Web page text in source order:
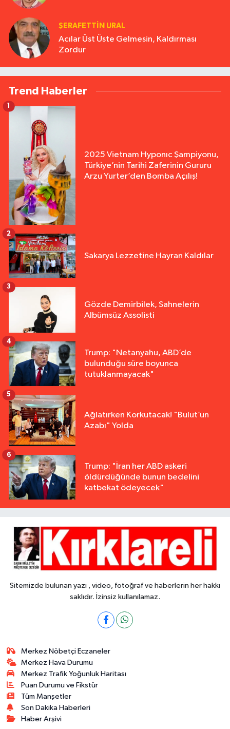
ŞERAFETTIN URAL
Acılar Üst Üste Gelmesin, Kaldırması
Zordur
Trend Haberler
2025 Vietnam Hyponıc Şampiyonu,
Türkiye’nin Tarihi Zaferinin Gururu
Arzu Yurter’den Bomba Açılış!
1
Sakarya Lezzetine Hayran Kaldılar
2
Gözde Demirbilek, Sahnelerin
Albümsüz Assolisti
3
Trump: "Netanyahu, ABD’de
bulunduğu süre boyunca
tutuklanmayacak"
4
Ağlatırken Korkutacak! "Bulut’un
Azabı" Yolda
5
Trump: "İran her ABD askeri
öldürdüğünde bunun bedelini
katbekat ödeyecek"
6
Sitemizde bulunan yazı , video, fotoğraf ve haberlerin her hakkı
saklıdır. İzinsiz kullanılamaz.
Merkez Nöbetçi Eczaneler
Merkez Hava Durumu
Merkez Trafik Yoğunluk Haritası
Puan Durumu ve Fikstür
Tüm Manşetler
Son Dakika Haberleri
Haber Arşivi